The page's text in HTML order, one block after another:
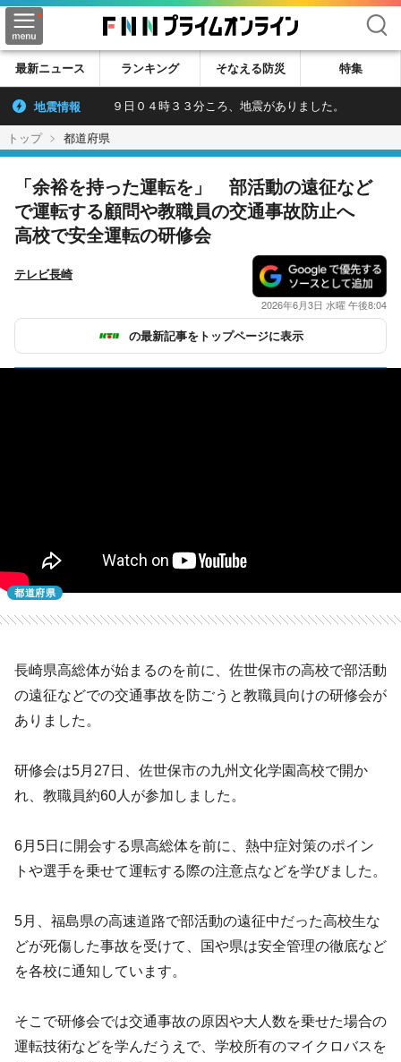
検索
最新ニュース ランキング そなえる防災 特集
地震情報 ９日０４時３３分ころ、地震がありました。
トップ 都道府県
「余裕を持った運転を」 部活動の遠征など
で運転する顧問や教職員の交通事故防止へ
高校で安全運転の研修会
テレビ長崎
2026年6月3日 水曜 午後8:04
の最新記事をトップページに表示
都道府県
長崎県高総体が始まるのを前に、佐世保市の高校で部活動
の遠征などでの交通事故を防ごうと教職員向けの研修会が
ありました。
研修会は5月27日、佐世保市の九州文化学園高校で開か
れ、教職員約60人が参加しました。
6月5日に開会する県高総体を前に、熱中症対策のポイン
トや選手を乗せて運転する際の注意点などを学びました。
5月、福島県の高速道路で部活動の遠征中だった高校生な
どが死傷した事故を受けて、国や県は安全管理の徹底など
を各校に通知しています。
そこで研修会では交通事故の原因や大人数を乗せた場合の
運転技術などを学んだうえで、学校所有のマイクロバスを